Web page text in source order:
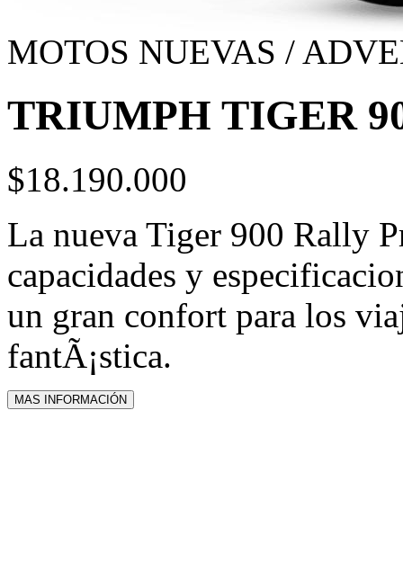
MOTOS NUEVAS /
TRIUMPH TIGER
$18.190.000
La nueva Tiger 900 Rally
capacidades y
un gran confort para los
fantÃ¡stica.
MAS INFORMACIÓN